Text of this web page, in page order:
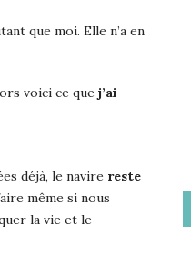
que moi. Elle n’a en
voici ce que j’ai
déjà, le navire reste
même si nous
la vie et le